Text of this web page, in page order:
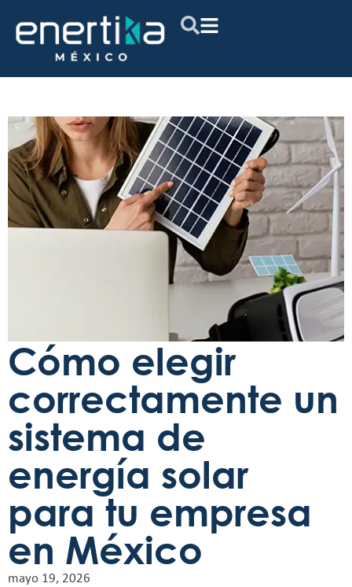
Cómo elegir
correctamente un
sistema de
energía solar
para tu empresa
en México
mayo 19, 2026